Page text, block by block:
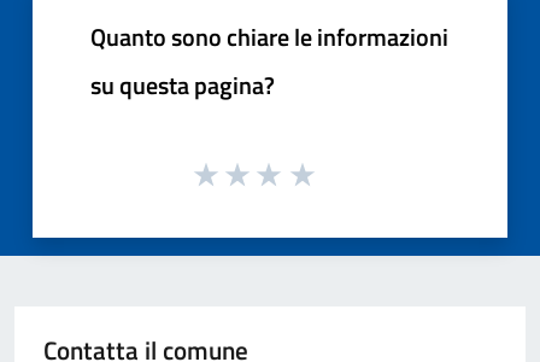
Quanto sono chiare le informazioni
su questa pagina?
Contatta il comune